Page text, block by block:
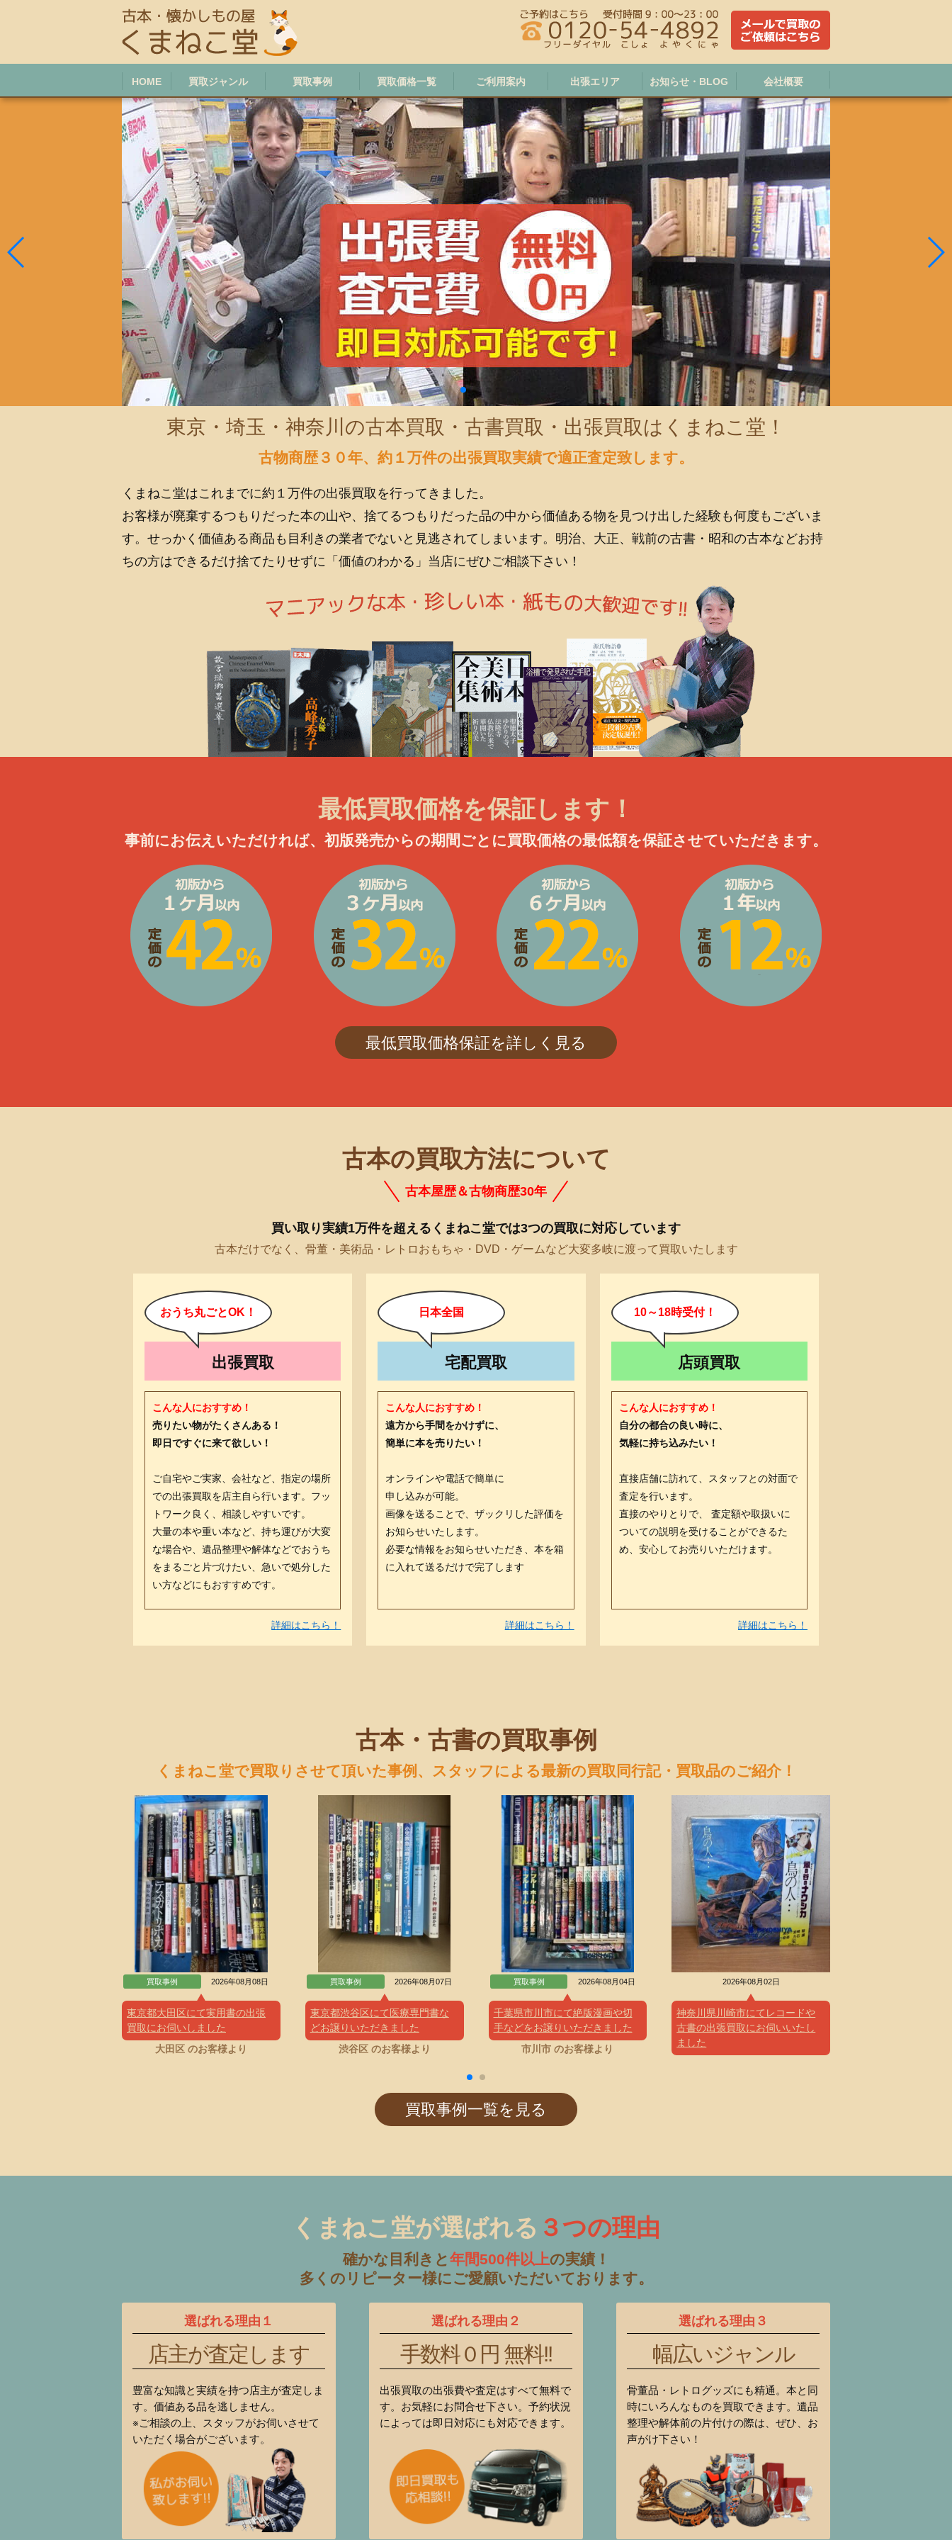
HOME 買取ジャンル 買取事例 買取価格一覧 ご利用案内 出張エリア お知らせ・BLOG 会社概要
東京・埼玉・神奈川の古本買取・古書買取・出張買取はくまねこ堂！
古物商歴３０年、約１万件の出張買取実績で適正査定致します。
くまねこ堂はこれまでに約１万件の出張買取を行ってきました。
お客様が廃棄するつもりだった本の山や、捨てるつもりだった品の中から価値ある物を見つけ出した経験も何度もございま
す。せっかく価値ある商品も目利きの業者でないと見逃されてしまいます。明治、大正、戦前の古書・昭和の古本などお持
ちの方はできるだけ捨てたりせずに「価値のわかる」当店にぜひご相談下さい！
最低買取価格を保証します！
事前にお伝えいただければ、初版発売からの期間ごとに買取価格の最低額を保証させていただきます。
最低買取価格保証を詳しく見る
古本の買取方法について
古本屋歴＆古物商歴30年
買い取り実績1万件を超えるくまねこ堂では3つの買取に対応しています
古本だけでなく、骨董・美術品・レトロおもちゃ・DVD・ゲームなど大変多岐に渡って買取いたします
おうち丸ごとOK！
出張買取
こんな人におすすめ！
売りたい物がたくさんある！
即日ですぐに来て欲しい！
ご自宅やご実家、会社など、指定の場所
での出張買取を店主自ら行います。フッ
トワーク良く、相談しやすいです。
大量の本や重い本など、持ち運びが大変
な場合や、遺品整理や解体などでおうち
をまるごと片づけたい、急いで処分した
い方などにもおすすめです。
詳細はこちら！
日本全国
宅配買取
こんな人におすすめ！
遠方から手間をかけずに、
簡単に本を売りたい！
オンラインや電話で簡単に
申し込みが可能。
画像を送ることで、ザックリした評価を
お知らせいたします。
必要な情報をお知らせいただき、本を箱
に入れて送るだけで完了します
詳細はこちら！
10～18時受付！
店頭買取
こんな人におすすめ！
自分の都合の良い時に、
気軽に持ち込みたい！
直接店舗に訪れて、スタッフとの対面で
査定を行います。
直接のやりとりで、 査定額や取扱いに
ついての説明を受けることができるた
め、安心してお売りいただけます。
詳細はこちら！
古本・古書の買取事例
くまねこ堂で買取りさせて頂いた事例、スタッフによる最新の買取同行記・買取品のご紹介！
買取事例 2026年08月08日
東京都大田区にて実用書の出張
買取にお伺いしました
大田区 のお客様より
買取事例 2026年08月07日
東京都渋谷区にて医療専門書な
どお譲りいただきました
渋谷区 のお客様より
買取事例 2026年08月04日
千葉県市川市にて絶版漫画や切
手などをお譲りいただきました
市川市 のお客様より
2026年08月02日
神奈川県川崎市にてレコードや
古書の出張買取にお伺いいたし
ました
買取事例一覧を見る
くまねこ堂が選ばれる ３つの理由
確かな目利きと年間500件以上の実績！
多くのリピーター様にご愛顧いただいております。
選ばれる理由１
店主が査定します
豊富な知識と実績を持つ店主が査定しま
す。価値ある品を逃しません。
※ご相談の上、スタッフがお伺いさせて
いただく場合がございます。
選ばれる理由２
手数料０円 無料!!
出張買取の出張費や査定はすべて無料で
す。お気軽にお問合せ下さい。予約状況
によっては即日対応にも対応できます。
選ばれる理由３
幅広いジャンル
骨董品・レトログッズにも精通。本と同
時にいろんなものを買取できます。遺品
整理や解体前の片付けの際は、ぜひ、お
声がけ下さい！